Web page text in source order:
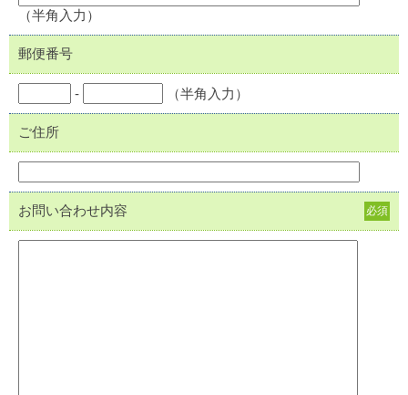
（半角入力）
郵便番号
- （半角入力）
ご住所
お問い合わせ内容 必須